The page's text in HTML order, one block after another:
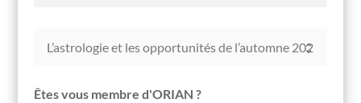
Êtes vous membre d'ORIAN ?